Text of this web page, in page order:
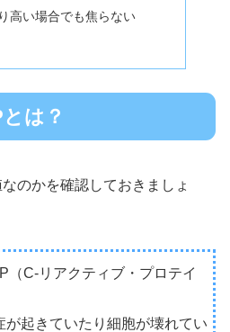
高い場合でも焦らない
は？
のかを確認しておきましょ
（C-リアクティブ・プロテイ
が起きていたり細胞が壊れてい